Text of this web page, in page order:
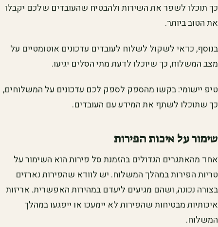
כך תוכלו לשפר את השירות ולהבטיח שהעובדים שלכם יקבלו
את הטוב ביותר.
בנוסף, כדאי לשקול לשלוח לעובדים עדכונים אוטומטיים על
מצב המשלוח, כך שיוכלו לדעת מתי הסלים יגיעו.
טיפ יישומי: בקשו מהספק לספק לכם עדכונים על המשלוחים,
כך שתוכלו לשתף את המידע עם העובדים.
שימור על איכות הפירות
אחד מהאתגרים הגדולים בהזמנת סל פירות הוא השימור על
טריות הפירות במהלך המשלוח. יש לוודא שהפירות נארזים
בצורה נכונה, ושהם מגיעים ליעדם במהירות האפשרית. אריזות
איכותיות מבטיחות שהפירות לא יימעכו או ייפגעו במהלך
המשלוח.